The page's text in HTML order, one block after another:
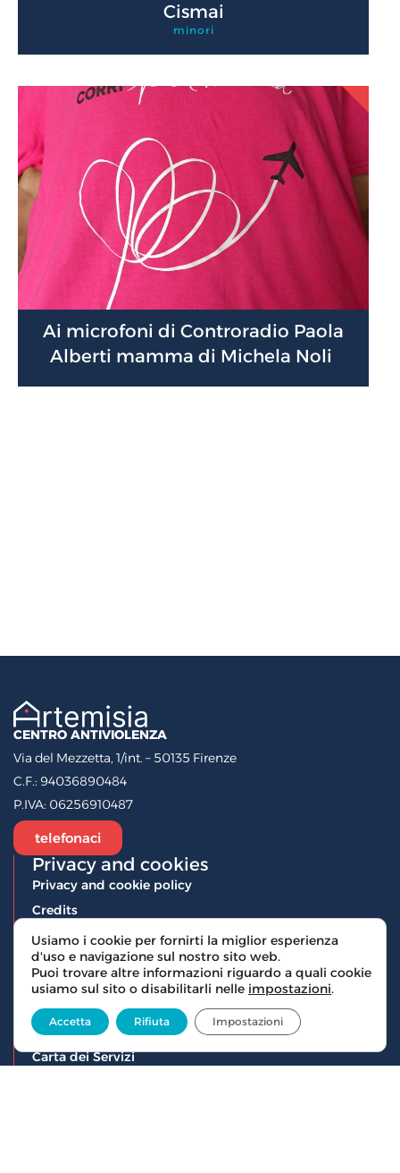
Cismai
minori
Ai microfoni di Controradio Paola
Alberti mamma di Michela Noli
CENTRO ANTIVIOLENZA
Via del Mezzetta, 1/int. – 50135 Firenze
C.F.: 94036890484
P.IVA: 06256910487
telefonaci
Privacy and cookies
Privacy and cookie policy
Credits
Documenti
Statuto associazione
Bilancio Sociale Artemisia
Codice etico
Informativa Privacy
Carta dei Servizi
Usiamo i cookie per fornirti la miglior esperienza
d'uso e navigazione sul nostro sito web.
Puoi trovare altre informazioni riguardo a quali cookie
usiamo sul sito o disabilitarli nelle impostazioni.
Accetta Rifiuta Impostazioni